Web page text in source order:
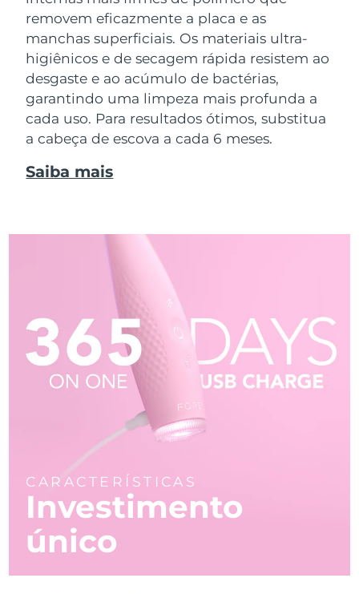
removem eficazmente a placa e as
manchas superficiais. Os materiais ultra-
higiênicos e de secagem rápida resistem ao
desgaste e ao acúmulo de bactérias,
garantindo uma limpeza mais profunda a
cada uso. Para resultados ótimos, substitua
a cabeça de escova a cada 6 meses.
Saiba mais
CARACTERÍSTICAS
Investimento
único